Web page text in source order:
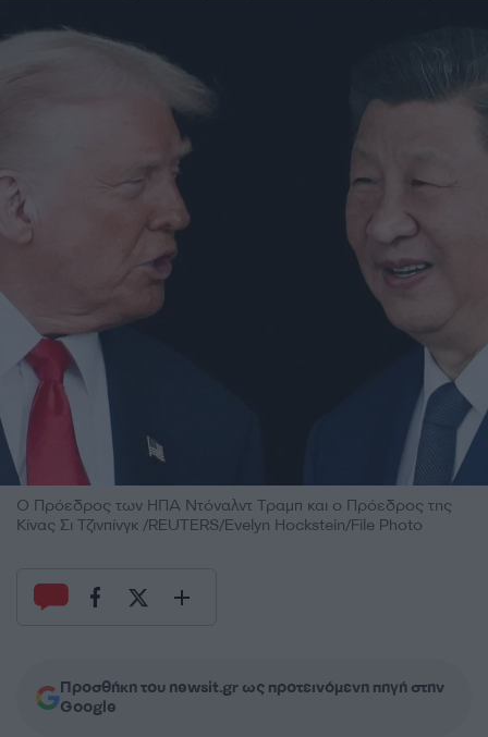
Ο Πρόεδρος των ΗΠΑ Ντόναλντ Τραμπ και ο Πρόεδρος της
Κίνας Σι Τζινπίνγκ /REUTERS/Evelyn Hockstein/File Photo
Προσθήκη του newsit.gr ως προτεινόμενη πηγή στην
Google